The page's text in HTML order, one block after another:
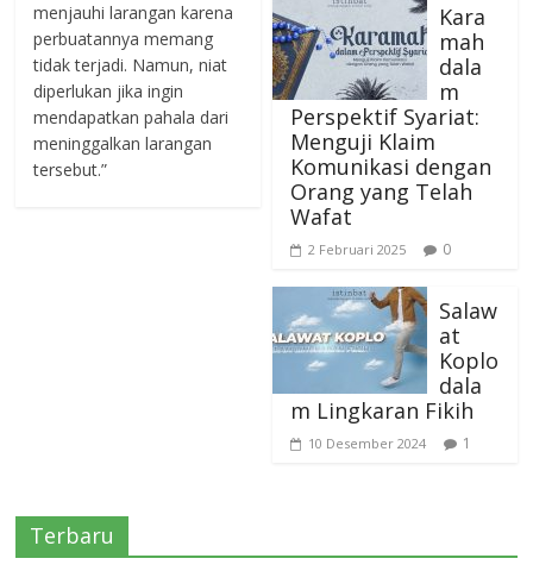
menjauhi larangan karena
perbuatannya memang
tidak terjadi. Namun, niat
diperlukan jika ingin
mendapatkan pahala dari
meninggalkan larangan
tersebut.”
Kara
mah
dala
m
Perspektif Syariat:
Menguji Klaim
Komunikasi dengan
Orang yang Telah
Wafat
2 Februari 2025 0
Salaw
at
Koplo
dala
m Lingkaran Fikih
10 Desember 2024 1
Terbaru